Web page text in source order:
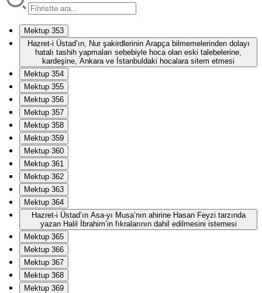
Mektup 353
Hazret-i Üstad’ın, Nur şakirdlerinin Arapça bilmemelerinden dolayı
hatalı tashih yapmaları sebebiyle hoca olan eski talebelerine,
kardeşine, Ankara ve İstanbuldaki hocalara sitem etmesi
Mektup 354
Mektup 355
Mektup 356
Mektup 357
Mektup 358
Mektup 359
Mektup 360
Mektup 361
Mektup 362
Mektup 363
Mektup 364
Hazret-i Üstad’ın Asa-yı Musa’nın ahirine Hasan Feyzi tarzında
yazan Halil İbrahim’in fıkralarının dahil edilmesini istemesi
Mektup 365
Mektup 366
Mektup 367
Mektup 368
Mektup 369